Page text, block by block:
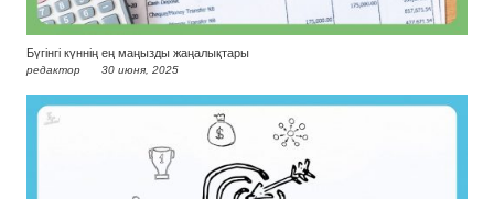
Бүгінгі күннің ең маңызды жаңалықтары
редактор 30 июня, 2025